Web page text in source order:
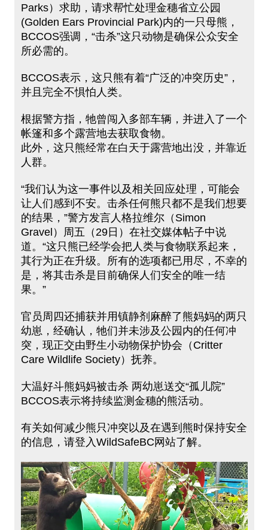
Parks）求助，请求帮忙处理金穗省立公园
(Golden Ears Provincial Park)内的一只母熊，
BCCOS强调，“击杀”这只动物是确保公众安全
所必需的。
BCCOS表示，这只熊有着“广泛的冲突历史”，
并且完全不惧怕人类。
根据警方指，牠曾闯入多部车辆，并进入了一个
帐篷和多个露营地去获取食物。
此外，这只熊经常在白天于露营地出没，并靠近
人群。
“我们认为这一事件以及相关回应处理，可能会
让人们感到不安。击杀任何熊只都不是我们想要
的结果，”警方发言人格拉维尔（Simon
Gravel）周五（29日）在社交媒体帖子中说
道。“这只熊已经学会把人类与食物联系起来，
其行为正在升级。所有的选项都已用尽，不幸的
是，将其击杀是目前确保人们安全的唯一结
果。”
官员周四还捕获并用镇静剂麻醉了熊妈妈的两只
幼崽，经确认，牠们并未涉及公园内的任何冲
突，现正交由野生小动物保护协会（Critter
Care Wildlife Society）抚养。
大温好斗熊妈妈被击杀 两幼崽送交“孤儿院”
BCCOS表示将持续监测金穗的熊活动。
有关如何减少熊只冲突以及在遇到熊时保持安全
的信息，请登入WildSafeBC网站了解。